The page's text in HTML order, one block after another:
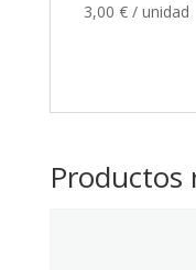
3,00 € / unidad
Productos